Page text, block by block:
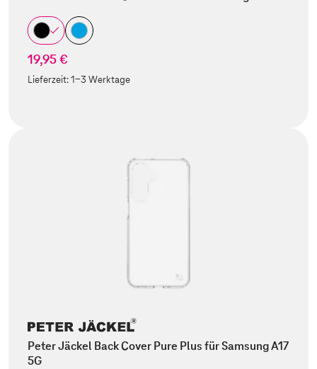
19,95 €
Lieferzeit:1-3 Werktage
Peter Jäckel Back Cover Pure Plus für Samsung A17
5G